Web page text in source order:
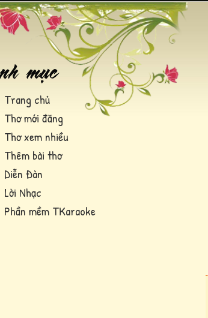
Trang chủ
Thơ mới đăng
Thơ xem nhiều
Thêm bài thơ
Diễn Đàn
Lời Nhạc
Phần mềm TKaraoke